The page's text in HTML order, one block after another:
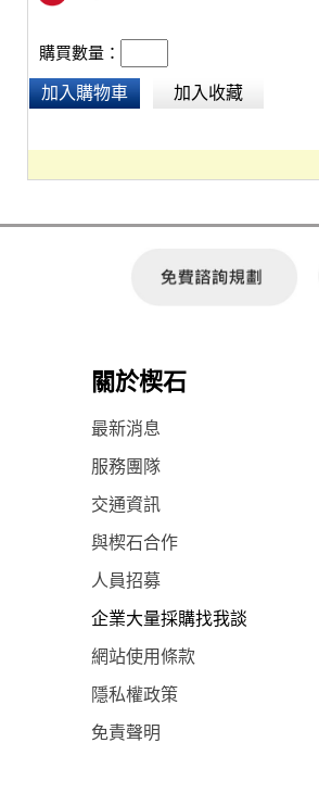
購買數量：
加入購物車 加入收藏
關於楔石
最新消息
服務團隊
交通資訊
與楔石合作
人員招募
企業大量採購找我談
網站使用條款
隱私權政策
免責聲明